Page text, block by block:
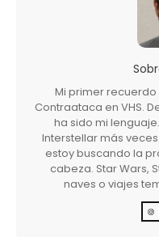
Mi primer recuerdo
Contraataca en VHS.
ha sido mi
Interstellar más
estoy buscando la
cabeza. Star Wars,
naves o viajes